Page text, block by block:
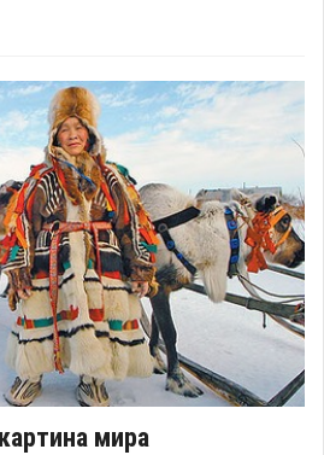
мира